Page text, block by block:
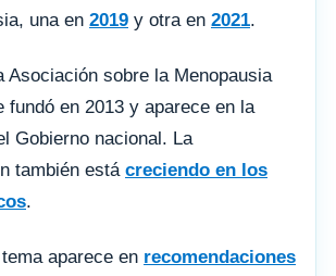
una en 2019 y otra en 2021.
Asociación sobre la Menopausia
fundó en 2013 y aparece en la
Gobierno nacional. La
también está creciendo en los
.
aparece en recomendaciones